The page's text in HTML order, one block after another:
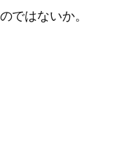
ではないか。